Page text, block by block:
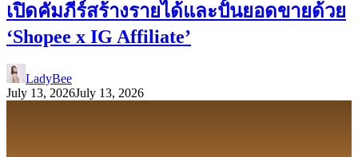
เปิดคัมภีร์สร้างรายได้และปั้นยอดขายด้วย
‘Shopee x IG Affiliate’
LadyBee
July 13, 2026July 13, 2026